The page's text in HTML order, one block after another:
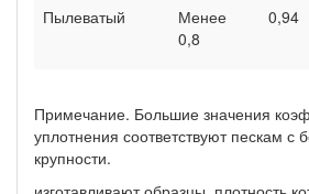
Пылеватый
Менее
0,8
0,94
Примечание. Большие значения
уплотнения соответствуют пескам
крупности.